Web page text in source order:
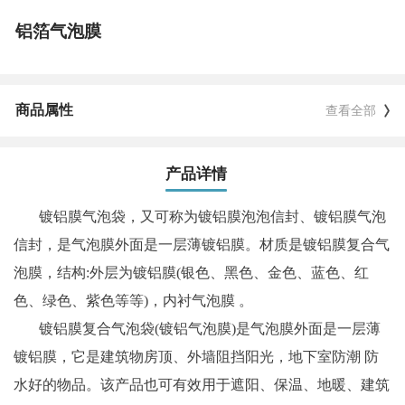
铝箔气泡膜
商品属性 查看全部
产品详情
镀铝膜气泡袋，又可称为镀铝膜泡泡信封、镀铝膜气泡
信封，是气泡膜外面是一层薄镀铝膜。材质是镀铝膜复合气
泡膜，结构:外层为镀铝膜(银色、黑色、金色、蓝色、红
色、绿色、紫色等等)，内衬气泡膜 。
镀铝膜复合气泡袋(镀铝气泡膜)是气泡膜外面是一层薄
镀铝膜，它是建筑物房顶、外墙阻挡阳光，地下室防潮 防
水好的物品。该产品也可有效用于遮阳、保温、地暖、建筑